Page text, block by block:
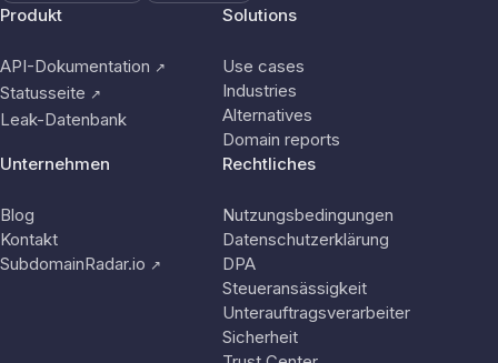
Produkt
API-Dokumentation ↗
Statusseite ↗
Leak-Datenbank
Solutions
Use cases
Industries
Alternatives
Domain reports
Unternehmen
Blog
Kontakt
SubdomainRadar.io ↗
Rechtliches
Nutzungsbedingungen
Datenschutzerklärung
DPA
Steueransässigkeit
Unterauftragsverarbeiter
Sicherheit